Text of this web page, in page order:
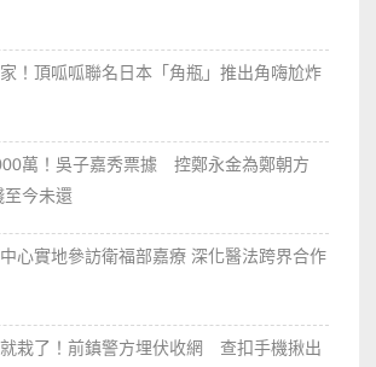
！頂呱呱聯名日本「角瓶」推出角嗨尬炸
萬！吳子嘉秀票據 控鄭永金為鄭朝方
至今未還
心實地參訪衛福部嘉療 深化醫法跨界合作
栽了！前鎮警方埋伏收網 查扣手機揪出